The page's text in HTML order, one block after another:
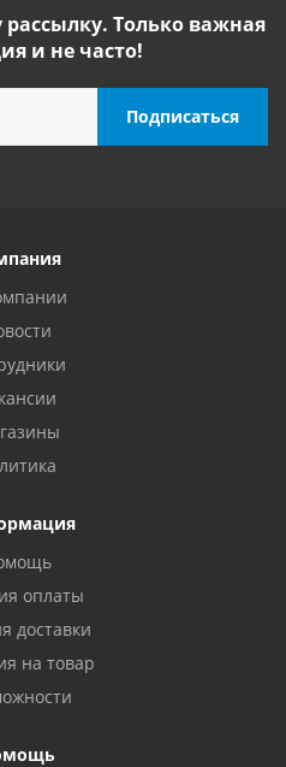
Только важная
и не часто!
оплаты
доставки
на товар